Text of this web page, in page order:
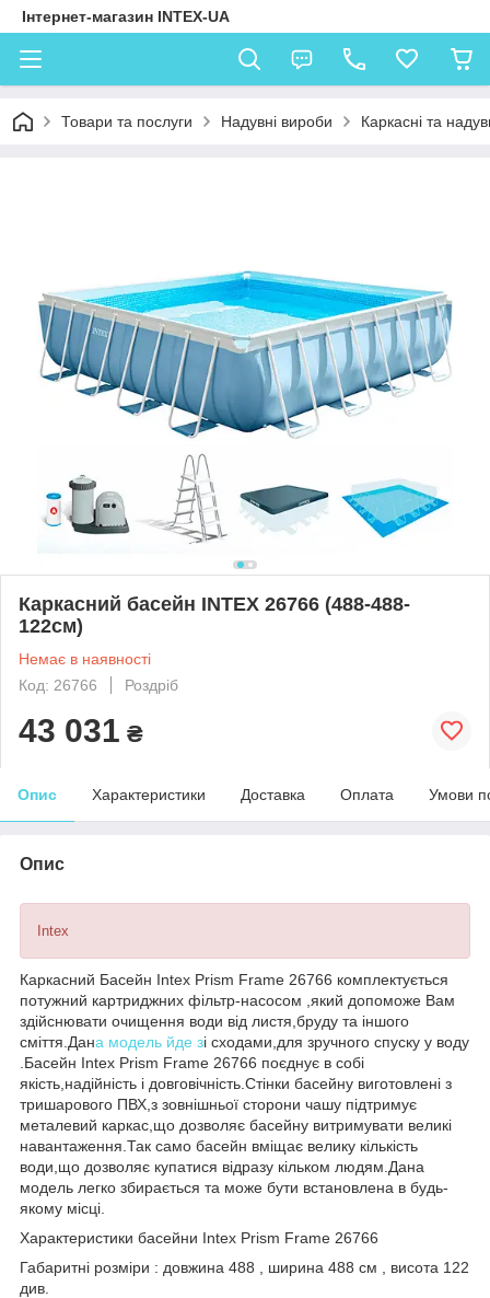
Інтернет-магазин INTEX-UA
Товари та послуги Надувні вироби Каркасні та
Каркасний басейн INTEX 26766 (488-488-
122см)
Немає в наявності
Код: 26766
Роздріб
43 031 ₴
Опис Характеристики Доставка Оплата Умови
Опис
Intex
Каркасний Басейн Intex Prism Frame 26766 комплектується
потужний картриджних фільтр-насосом ,який допоможе Вам
здійснювати очищення води від листя,бруду та іншого
сміття.Дана модель йде зі сходами,для зручного спуску у воду
.Басейн Intex Prism Frame 26766 поєднує в собі
якість,надійність і довговічність.Стінки басейну виготовлені з
тришарового ПВХ,з зовнішньої сторони чашу підтримує
металевий каркас,що дозволяє басейну витримувати великі
навантаження.Так само басейн вміщає велику кількість
води,що дозволяє купатися відразу кільком людям.Дана
модель легко збирається та може бути встановлена в будь-
якому місці.
Характеристики басейни Intex Prism Frame 26766
Габаритні розміри : довжина 488 , ширина 488 см , висота 122
див.